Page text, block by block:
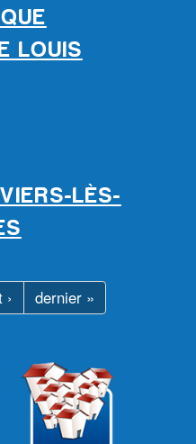
LOUIS
LÈS-
dernier »